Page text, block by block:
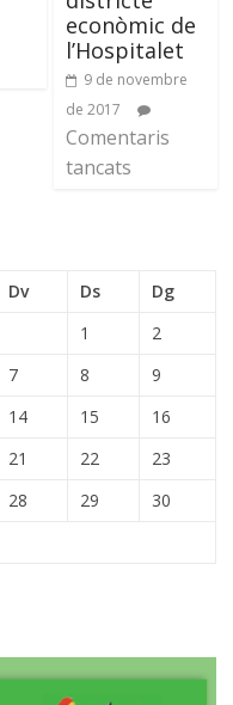
econòmic de
l’Hospitalet
9 de novembre
de 2017
Comentaris
tancats
Dv Ds
Dg
1
2
7 8
9
14 15
16
21 22
23
28 29
30